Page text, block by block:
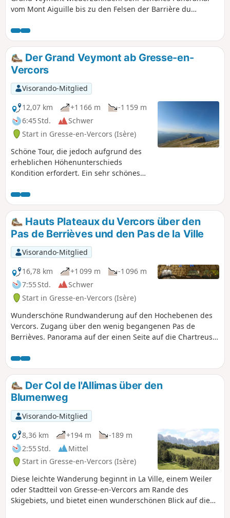
vom Mont Aiguille bis zu den Felsen der Barrière du
Der Grand Veymont ab Gresse-en-
Vercors
Visorando-Mitglied
12,07 km
+1 166 m
-1 159 m
6:45 Std.
Schwer
Start in Gresse-en-Vercors (Isère)
Schöne Tour, die jedoch aufgrund des
erheblichen Höhenunterschieds
Kondition erfordert. Ein sehr schönes
Hinter dem Pas de la Ville trifft man auf
andere Wanderer.
Hauts Plateaux du Vercors über den
Pas de Berrièves und den Pas de la Ville
Visorando-Mitglied
16,78 km
+1 099 m
-1 096 m
7:55 Std.
Schwer
Start in Gresse-en-Vercors (Isère)
Wunderschöne Rundwanderung auf den Hochebenen des
Vercors. Zugang über den wenig begangenen Pas de
Berrièves. Panorama auf der einen Seite auf die Chartreuse,
Dévoluy. Auf der anderen Seite bietet sich der Blick auf die
unberührte Weite der Hochebenen des Vercors. Die Route
führt an zwei Seltenheiten vorbei: den (wenig ergiebigen)
Quellen von Playe und Chau. Rückweg über den Pas de la
Ville, wo man vielleicht Steinböcke beobachten kann. Auf
dem Bauernhof kann man Bio-Käse kaufen, um nicht mit
leeren Händen nach Hause zu kommen.
Der Col de l'Allimas über den
Blumenweg
Visorando-Mitglied
8,36 km
+194 m
-189 m
2:55 Std.
Mittel
Start in Gresse-en-Vercors (Isère)
Diese leichte Wanderung beginnt in La Ville, einem Weiler
oder Stadtteil von Gresse-en-Vercors am Rande des
Skigebiets, und bietet einen wunderschönen Blick auf die